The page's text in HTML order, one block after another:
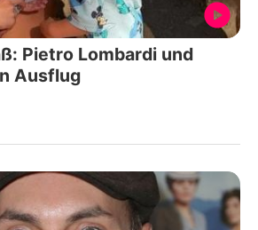
Pietro Lombardi und
Ausflug